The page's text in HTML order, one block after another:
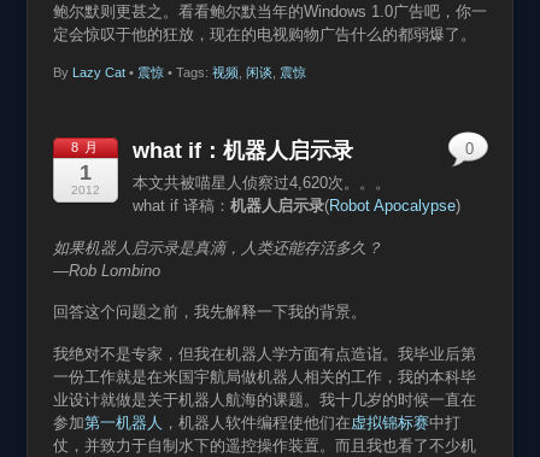
鲍尔默则更甚之。看看鲍尔默当年的Windows 1.0广告吧，你一
定会惊叹于他的狂放，现在的电视购物广告什么的都弱爆了。
By Lazy Cat• 震惊 • Tags: 视频, 闲谈 震惊
8 月
1
2012
what if：机器人启示录
本文共被喵星人侦察过4,620次。。。
what if 译稿： 机器人启示录(Robot Apocalypse)
如果机器人启示录是真滴，人类还能存活多久？
—Rob Lombino
回答这个问题之前，我先解释一下我的背景。
我绝对不是专家，但我在机器人学方面有点造诣。我毕业后第
一份工作就是在米国宇航局做机器人相关的工作，我的本科毕
业设计就做是关于机器人航海的课题。我十几岁的时候一直在
参加第一机器人 ，机器人软件编程使他们在虚拟锦标赛中打
仗，并致力于自制水下的遥控操作装置。而且我也看了不少机
0